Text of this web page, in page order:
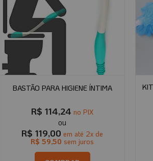
BASTÃO PARA HIGIENE ÍNTIMA
R$ 114,24 no PIX
R$ 119,00 em até 2x de
R$ 59,50 sem juros